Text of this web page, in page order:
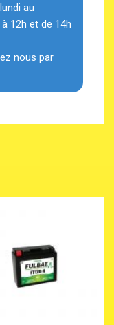
au
12h et de 14h
nous par